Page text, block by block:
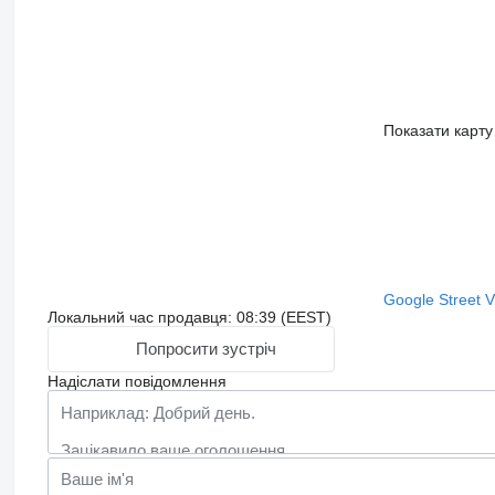
Показати карту
Google Street
Локальний час продавця: 08:39 (EEST)
Попросити зустріч
Надіслати повідомлення